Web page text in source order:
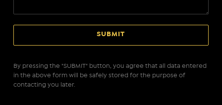
By pressing the "SUBMIT" button, you agree that all data entered
in the above form will be safely stored for the purpose of
contacting you later.